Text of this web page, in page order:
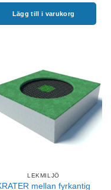
Lägg till i varukorg
LEKMILJÖ
mellan fyrkantig